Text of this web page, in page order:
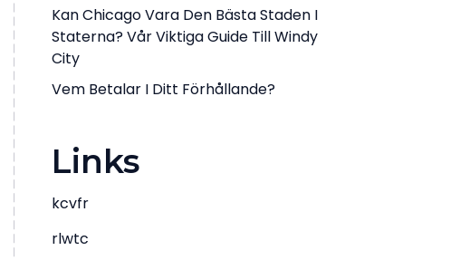
Kan Chicago Vara Den Bästa Staden I
Staterna? Vår Viktiga Guide Till Windy
City
Vem Betalar I Ditt Förhållande?
Links
kcvfr
rlwtc